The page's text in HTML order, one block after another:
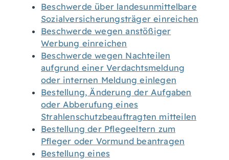
Beschwerde über landesunmittelbare
Sozialversicherungsträger einreichen
Beschwerde wegen anstößiger
Werbung einreichen
Beschwerde wegen Nachteilen
aufgrund einer Verdachtsmeldung
oder internen Meldung einlegen
Bestellung, Änderung der Aufgaben
oder Abberufung eines
Strahlenschutzbeauftragten mitteilen
Bestellung der Pflegeeltern zum
Pfleger oder Vormund beantragen
Bestellung eines